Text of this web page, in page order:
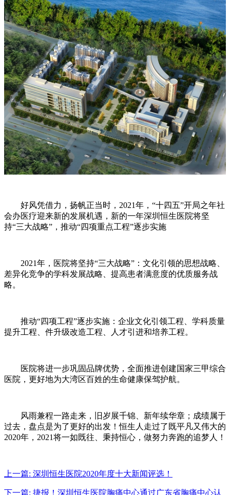
好风凭借力，扬帆正当时，2021年，“十四五”开局之年社
会办医疗迎来新的发展机遇，新的一年深圳恒生医院将坚
持“三大战略”，推动“四项重点工程”逐步实施
2021年，医院将坚持“三大战略”：文化引领的思想战略、
差异化竞争的学科发展战略、提高患者满意度的优质服务战
略。
推动“四项工程”逐步实施：企业文化引领工程、学科质量
提升工程、件升级改造工程、人才引进和培养工程。
医院将进一步巩固品牌优势，全面推进创建国家三甲综合
医院，更好地为大湾区百姓的生命健康保驾护航。
风雨兼程一路走来，旧岁展千锦、新年续华章；成绩属于
过去，盘点是为了更好的出发！恒生人走过了既平凡又伟大的
2020年，2021将一如既往、秉持恒心，做努力奔跑的追梦人！
上一篇: 深圳恒生医院2020年度十大新闻评选！
下一篇: 捷报！深圳恒生医院胸痛中心通过广东省胸痛中心认